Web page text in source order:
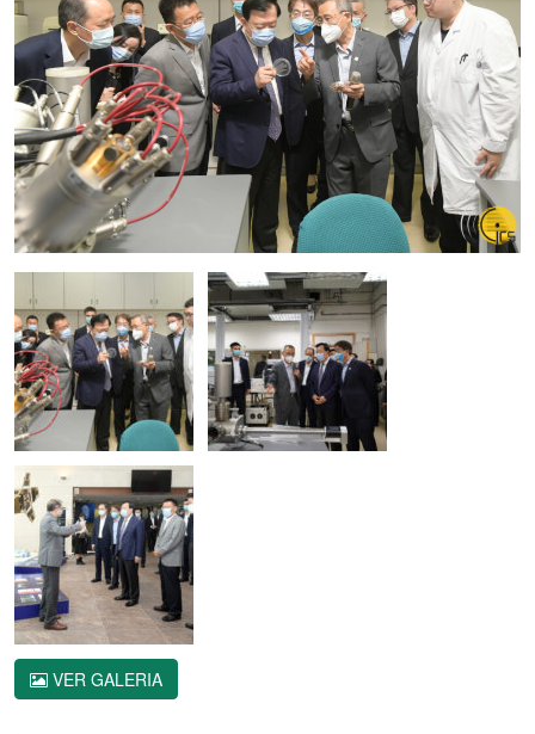
VER GALERIA